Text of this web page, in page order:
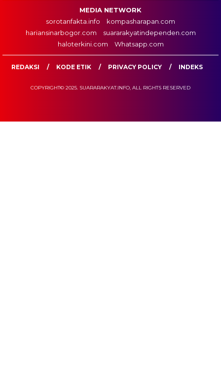
MEDIA NETWORK
sorotanfakta.info
kompasharapan.com
hariansinarbogor.com
suararakyatindependen.com
haloterkini.com
Whatsapp.com
REDAKSI KODE ETIK PRIVACY POLICY INDEKS
COPYRIGHT© 2025. SUARARAKYAT.INFO, ALL RIGHTS RESERVED